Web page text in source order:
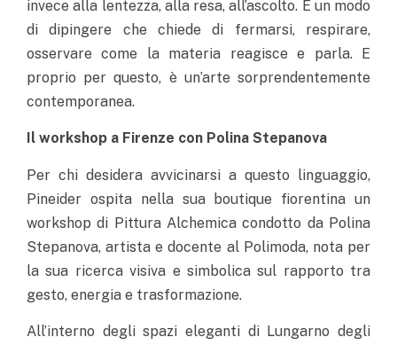
invece alla lentezza, alla resa, all’ascolto. È un modo
di dipingere che chiede di fermarsi, respirare,
osservare come la materia reagisce e parla. E
proprio per questo, è un’arte sorprendentemente
contemporanea.
Il workshop a Firenze con Polina Stepanova
Per chi desidera avvicinarsi a questo linguaggio,
Pineider ospita nella sua boutique fiorentina un
workshop di Pittura Alchemica condotto da Polina
Stepanova, artista e docente al Polimoda, nota per
la sua ricerca visiva e simbolica sul rapporto tra
gesto, energia e trasformazione.
All’interno degli spazi eleganti di Lungarno degli